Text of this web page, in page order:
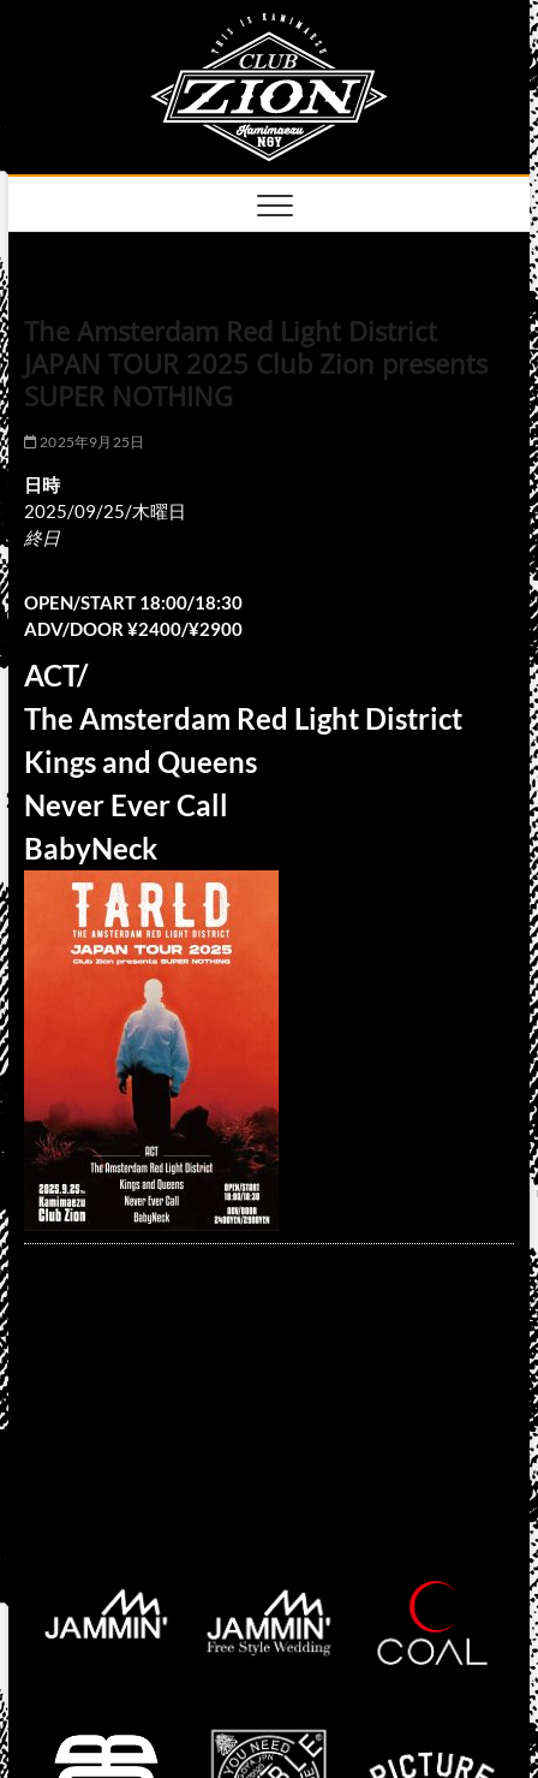
The Amsterdam Red Light District
JAPAN TOUR 2025 Club Zion presents
SUPER NOTHING
2025年9月25日
日時
2025/09/25/木曜日
終日
OPEN/START 18:00/18:30
ADV/DOOR ¥2400/¥2900
ACT/
The Amsterdam Red Light District
Kings and Queens
Never Ever Call
BabyNeck